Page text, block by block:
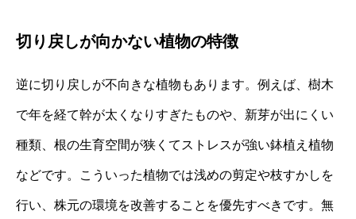
切り戻しが向かない植物の特徴
逆に切り戻しが不向きな植物もあります。例えば、樹木
で年を経て幹が太くなりすぎたものや、新芽が出にくい
種類、根の生育空間が狭くてストレスが強い鉢植え植物
などです。こういった植物では浅めの剪定や枝すかしを
行い、株元の環境を改善することを優先すべきです。無